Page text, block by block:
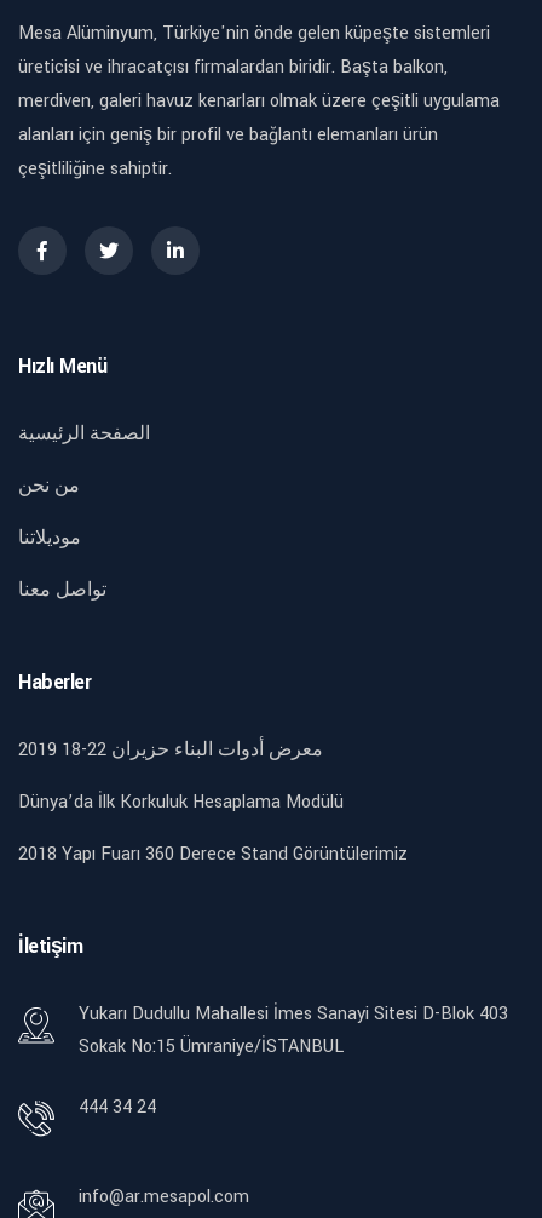
Mesa Alüminyum, Türkiye'nin önde gelen küpeşte sistemleri
üreticisi ve ihracatçısı firmalardan biridir. Başta balkon,
merdiven, galeri havuz kenarları olmak üzere çeşitli uygulama
alanları için geniş bir profil ve bağlantı elemanları ürün
çeşitliliğine sahiptir.
Hızlı Menü
الصفحة الرئيسية
من نحن
موديلاتنا
تواصل معنا
Haberler
2019 18-22 معرض أدوات البناء حزيران
Dünya’da İlk Korkuluk Hesaplama Modülü
2018 Yapı Fuarı 360 Derece Stand Görüntülerimiz
İletişim
Yukarı Dudullu Mahallesi İmes Sanayi Sitesi D-Blok 403
Sokak No:15 Ümraniye/İSTANBUL
444 34 24
info@ar.mesapol.com